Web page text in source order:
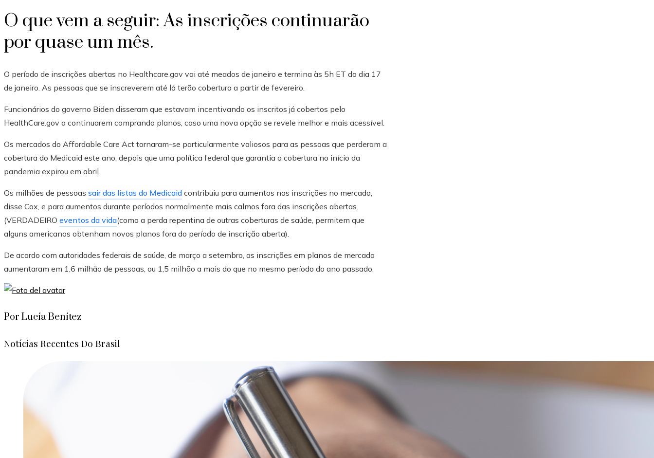
O que vem a seguir: As inscrições continuarão
por quase um mês.
O período de inscrições abertas no Healthcare.gov vai até meados de janeiro e termina às 5h ET do dia 17
de janeiro. As pessoas que se inscreverem até lá terão cobertura a partir de fevereiro.
Funcionários do governo Biden disseram que estavam incentivando os inscritos já cobertos pelo
HealthCare.gov a continuarem comprando planos, caso uma nova opção se revele melhor e mais acessível.
Os mercados do Affordable Care Act tornaram-se particularmente valiosos para as pessoas que perderam a
cobertura do Medicaid este ano, depois que uma política federal que garantia a cobertura no início da
pandemia expirou em abril.
Os milhões de pessoas sair das listas do Medicaid contribuiu para aumentos nas inscrições no mercado,
disse Cox, e para aumentos durante períodos normalmente mais calmos fora das inscrições abertas.
(VERDADEIRO eventos da vida(como a perda repentina de outras coberturas de saúde, permitem que
alguns americanos obtenham novos planos fora do período de inscrição aberta).
De acordo com autoridades federais de saúde, de março a setembro, as inscrições em planos de mercado
aumentaram em 1,6 milhão de pessoas, ou 1,5 milhão a mais do que no mesmo período do ano passado.
Por Lucía Benítez
Notícias Recentes Do Brasil